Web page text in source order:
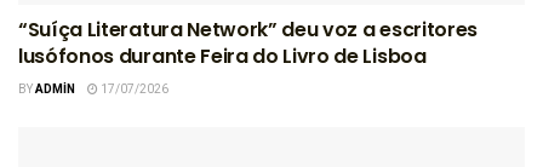
“Suíça Literatura Network” deu voz a escritores
lusófonos durante Feira do Livro de Lisboa
BYADMIN 17/07/2026